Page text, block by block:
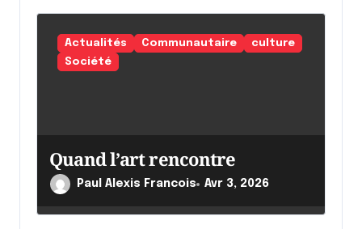
Actualités Communautaire
culture
Société
Quand l’art rencontre
Paul Alexis Francois Avr 3, 2026